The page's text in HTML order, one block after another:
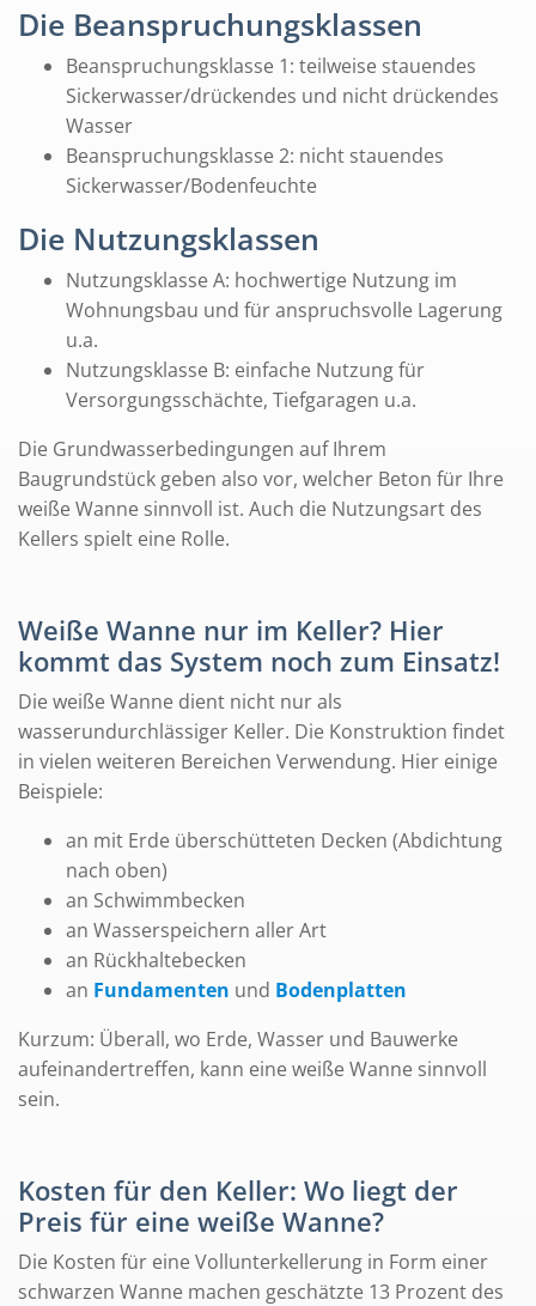
Die Beanspruchungsklassen
Beanspruchungsklasse 1: teilweise stauendes
Sickerwasser/drückendes und nicht drückendes
Wasser
Beanspruchungsklasse 2: nicht stauendes
Sickerwasser/Bodenfeuchte
Die Nutzungsklassen
Nutzungsklasse A: hochwertige Nutzung im
Wohnungsbau und für anspruchsvolle Lagerung
u.a.
Nutzungsklasse B: einfache Nutzung für
Versorgungsschächte, Tiefgaragen u.a.
Die Grundwasserbedingungen auf Ihrem
Baugrundstück geben also vor, welcher Beton für Ihre
weiße Wanne sinnvoll ist. Auch die Nutzungsart des
Kellers spielt eine Rolle.
Weiße Wanne nur im Keller? Hier
kommt das System noch zum Einsatz!
Die weiße Wanne dient nicht nur als
wasserundurchlässiger Keller. Die Konstruktion findet
in vielen weiteren Bereichen Verwendung. Hier einige
Beispiele:
an mit Erde überschütteten Decken (Abdichtung
nach oben)
an Schwimmbecken
an Wasserspeichern aller Art
an Rückhaltebecken
an Fundamenten und Bodenplatten
Kurzum: Überall, wo Erde, Wasser und Bauwerke
aufeinandertreffen, kann eine weiße Wanne sinnvoll
sein.
Kosten für den Keller: Wo liegt der
Preis für eine weiße Wanne?
Die Kosten für eine Vollunterkellerung in Form einer
schwarzen Wanne machen geschätzte 13 Prozent des